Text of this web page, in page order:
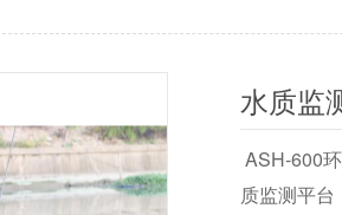
水质监
ASH-600
质监测平